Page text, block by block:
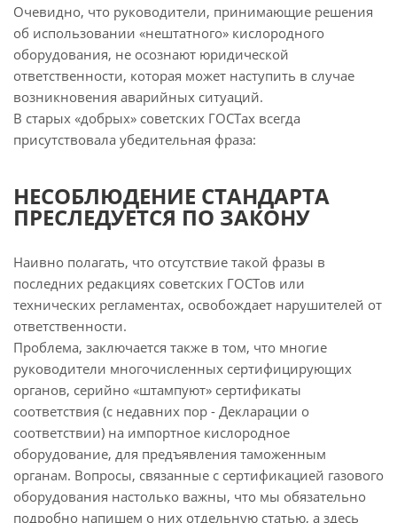
Очевидно, что руководители, принимающие решения
об использовании «нештатного» кислородного
оборудования, не осознают юридической
ответственности, которая может наступить в случае
возникновения аварийных ситуаций.
В старых «добрых» советских ГОСТах всегда
присутствовала убедительная фраза:
НЕСОБЛЮДЕНИЕ СТАНДАРТА
ПРЕСЛЕДУЕТСЯ ПО ЗАКОНУ
Наивно полагать, что отсутствие такой фразы в
последних редакциях советских ГОСТов или
технических регламентах, освобождает нарушителей от
ответственности.
Проблема, заключается также в том, что многие
руководители многочисленных сертифицирующих
органов, серийно «штампуют» сертификаты
соответствия (с недавних пор - Декларации о
соответствии) на импортное кислородное
оборудование, для предъявления таможенным
органам. Вопросы, связанные с сертификацией газового
оборудования настолько важны, что мы обязательно
подробно напишем о них отдельную статью, а здесь